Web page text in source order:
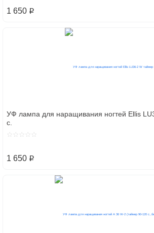
1 650 p
УФ лампа для наращивания ногтей Ellis
с.
1 650 p